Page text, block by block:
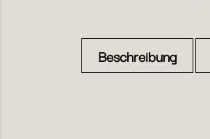
Beschreibung